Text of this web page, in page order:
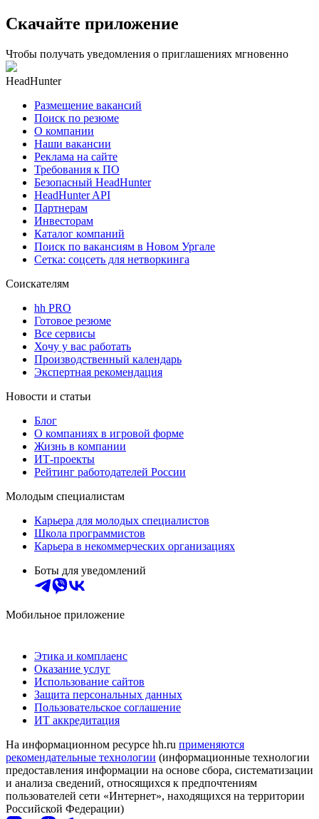
Скачайте приложение
Чтобы получать уведомления о приглашениях мгновенно
HeadHunter
Размещение вакансий
Поиск по резюме
О компании
Наши вакансии
Реклама на сайте
Требования к ПО
Безопасный HeadHunter
HeadHunter API
Партнерам
Инвесторам
Каталог компаний
Поиск по вакансиям в Новом Ургале
Сетка: соцсеть для нетворкинга
Соискателям
hh PRO
Готовое резюме
Все сервисы
Хочу у вас работать
Производственный календарь
Экспертная рекомендация
Новости и статьи
Блог
О компаниях в игровой форме
Жизнь в компании
ИТ-проекты
Рейтинг работодателей России
Молодым специалистам
Карьера для молодых специалистов
Школа программистов
Карьера в некоммерческих организациях
Боты для уведомлений
Мобильное приложение
Этика и комплаенс
Оказание услуг
Использование сайтов
Защита персональных данных
Пользовательское соглашение
ИТ аккредитация
На информационном ресурсе hh.ru применяются
рекомендательные технологии (информационные технологии
предоставления информации на основе сбора, систематизации
и анализа сведений, относящихся к предпочтениям
пользователей сети «Интернет», находящихся на территории
Российской Федерации)